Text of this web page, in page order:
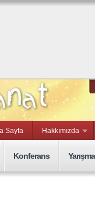
Sayfa Hakkımızda
Konferans Yarışma